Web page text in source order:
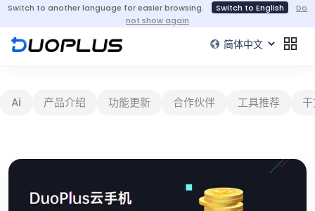
Switch to another language for easier browsing. Switch to English
Do
not show again
Ai 产品介绍 功能更新 合作伙伴 工具推荐